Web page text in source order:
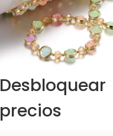
Desbloquear
precios